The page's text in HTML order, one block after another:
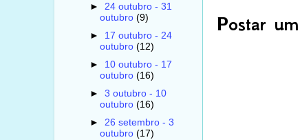
Postar
► 24 outubro - 31
outubro (9)
► 17 outubro - 24
outubro (12)
► 10 outubro - 17
outubro (16)
► 3 outubro - 10
outubro (16)
► 26 setembro - 3
outubro (17)